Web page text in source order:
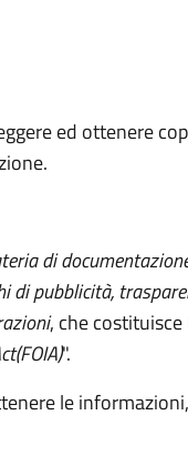
ed ottenere
di
di pubblicità,
, che
(FOIA)".
le